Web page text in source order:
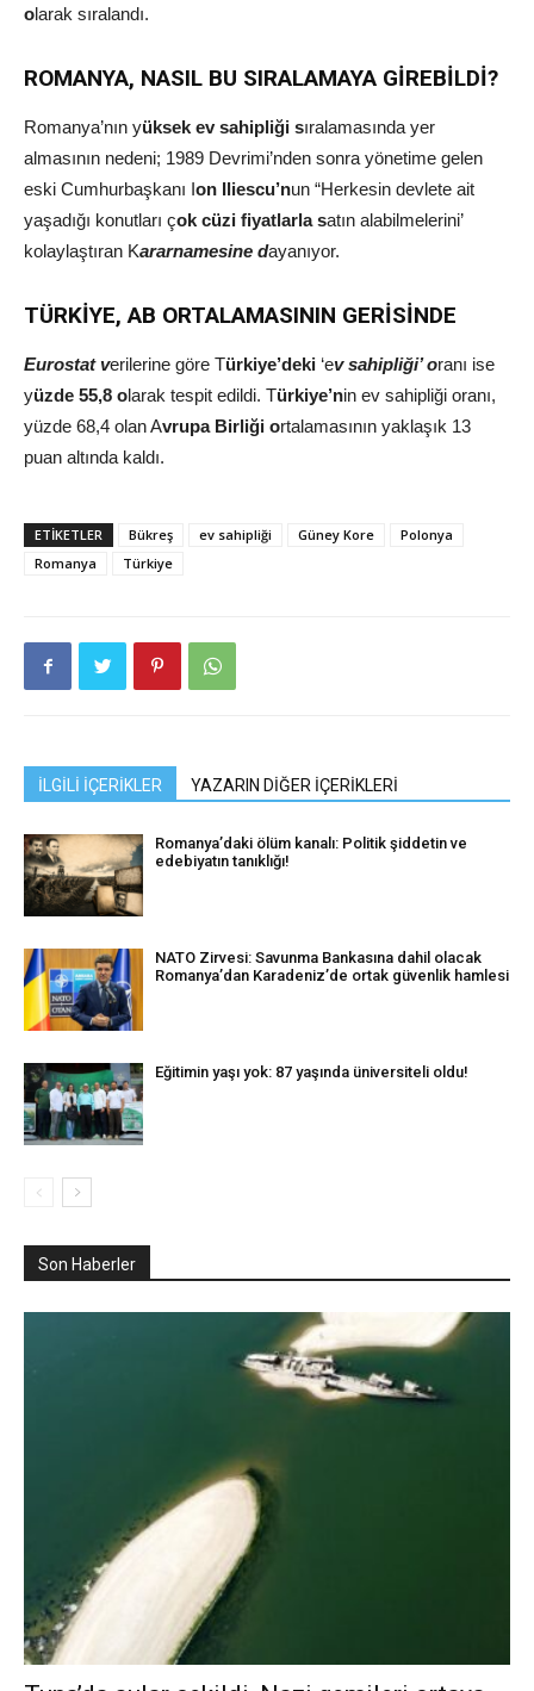
olarak sıralandı.
ROMANYA, NASIL BU SIRALAMAYA GİREBİLDİ?
Romanya’nın yüksek ev sahipliği sıralamasında yer
almasının nedeni; 1989 Devrimi’nden sonra yönetime gelen
eski Cumhurbaşkanı Ion Iliescu’nun “Herkesin devlete ait
yaşadığı konutları çok cüzi fiyatlarla satın alabilmelerini’
kolaylaştıran Kararnamesine dayanıyor.
TÜRKİYE, AB ORTALAMASININ GERİSİNDE
Eurostat verilerine göre Türkiye’deki ‘ev sahipliği’ oranı ise
yüzde 55,8 olarak tespit edildi. Türkiye’nin ev sahipliği oranı,
yüzde 68,4 olan Avrupa Birliği ortalamasının yaklaşık 13
puan altında kaldı.
ETIKETLER Bükreş ev sahipliği Güney Kore
Polonya
Romanya
Türkiye
İLGİLİ İÇERİKLER YAZARIN DİĞER İÇERİKLERİ
Romanya’daki ölüm kanalı: Politik şiddetin ve
edebiyatın tanıklığı!
NATO Zirvesi: Savunma Bankasına dahil olacak
Romanya’dan Karadeniz’de ortak güvenlik hamlesi
Eğitimin yaşı yok: 87 yaşında üniversiteli oldu!
Son Haberler